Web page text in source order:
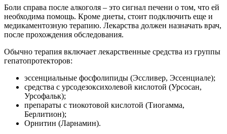
Боли справа после алкоголя – это сигнал печени о том, что ей
необходима помощь. Кроме диеты, стоит подключить еще и
медикаментозную терапию. Лекарства должен назначать врач,
после прохождения обследования.
Обычно терапия включает лекарственные средства из группы
гепатопротекторов:
эссенциальные фосфолипиды (Эссливер, Эссенциале);
средства с урсодезоксихолевой кислотой (Урсосан,
Урсофальк);
препараты с тиокотовой кислотой (Тиогамма,
Берлитион);
Орнитин (Ларнамин).